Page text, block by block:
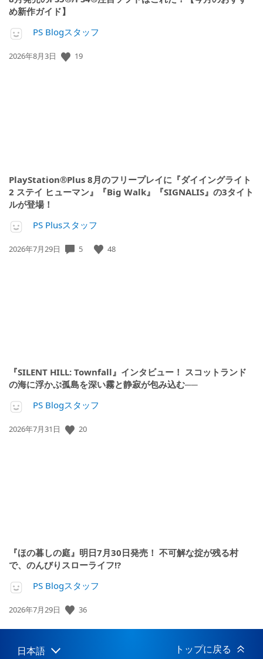
め新作ガイド】
PS Blogスタッフ
公
2026年8月3日 19
PlayStation®Plus 8月のフリープレイに『ダイイングライト
2 ステイ ヒューマン』『Big Walk』『SIGNALIS』の3タイト
ルが登場！
PS Plusスタッフ
公
2026年7月29日 5 48
『SILENT HILL: Townfall』インタビュー！ スコットランド
の海に浮かぶ孤島を深い霧と静寂が包み込む──
PS Blogスタッフ
公
2026年7月31日 20
『ほの暮しの庭』明日7月30日発売！ 不可解な掟が残る村
で、のんびりスローライフ!?
PS Blogスタッフ
公
日:
2026年7月29日 36
Select
Current
日本語 トップに戻る